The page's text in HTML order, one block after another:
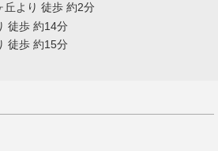
丘より 徒歩 約2分
徒歩 約14分
徒歩 約15分